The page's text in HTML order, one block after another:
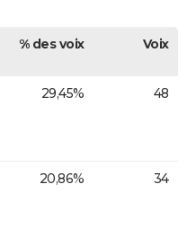
% des voix Voix
29,45% 48
20,86% 34